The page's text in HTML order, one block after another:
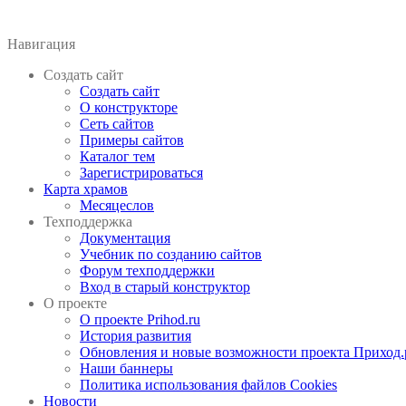
Навигация
Создать сайт
Создать сайт
О конструкторе
Сеть сайтов
Примеры сайтов
Каталог тем
Зарегистрироваться
Карта храмов
Месяцеслов
Техподдержка
Документация
Учебник по созданию сайтов
Форум техподдержки
Вход в старый конструктор
О проекте
О проекте Prihod.ru
История развития
Обновления и новые возможности проекта
Наши баннеры
Политика использования файлов Cookies
Новости